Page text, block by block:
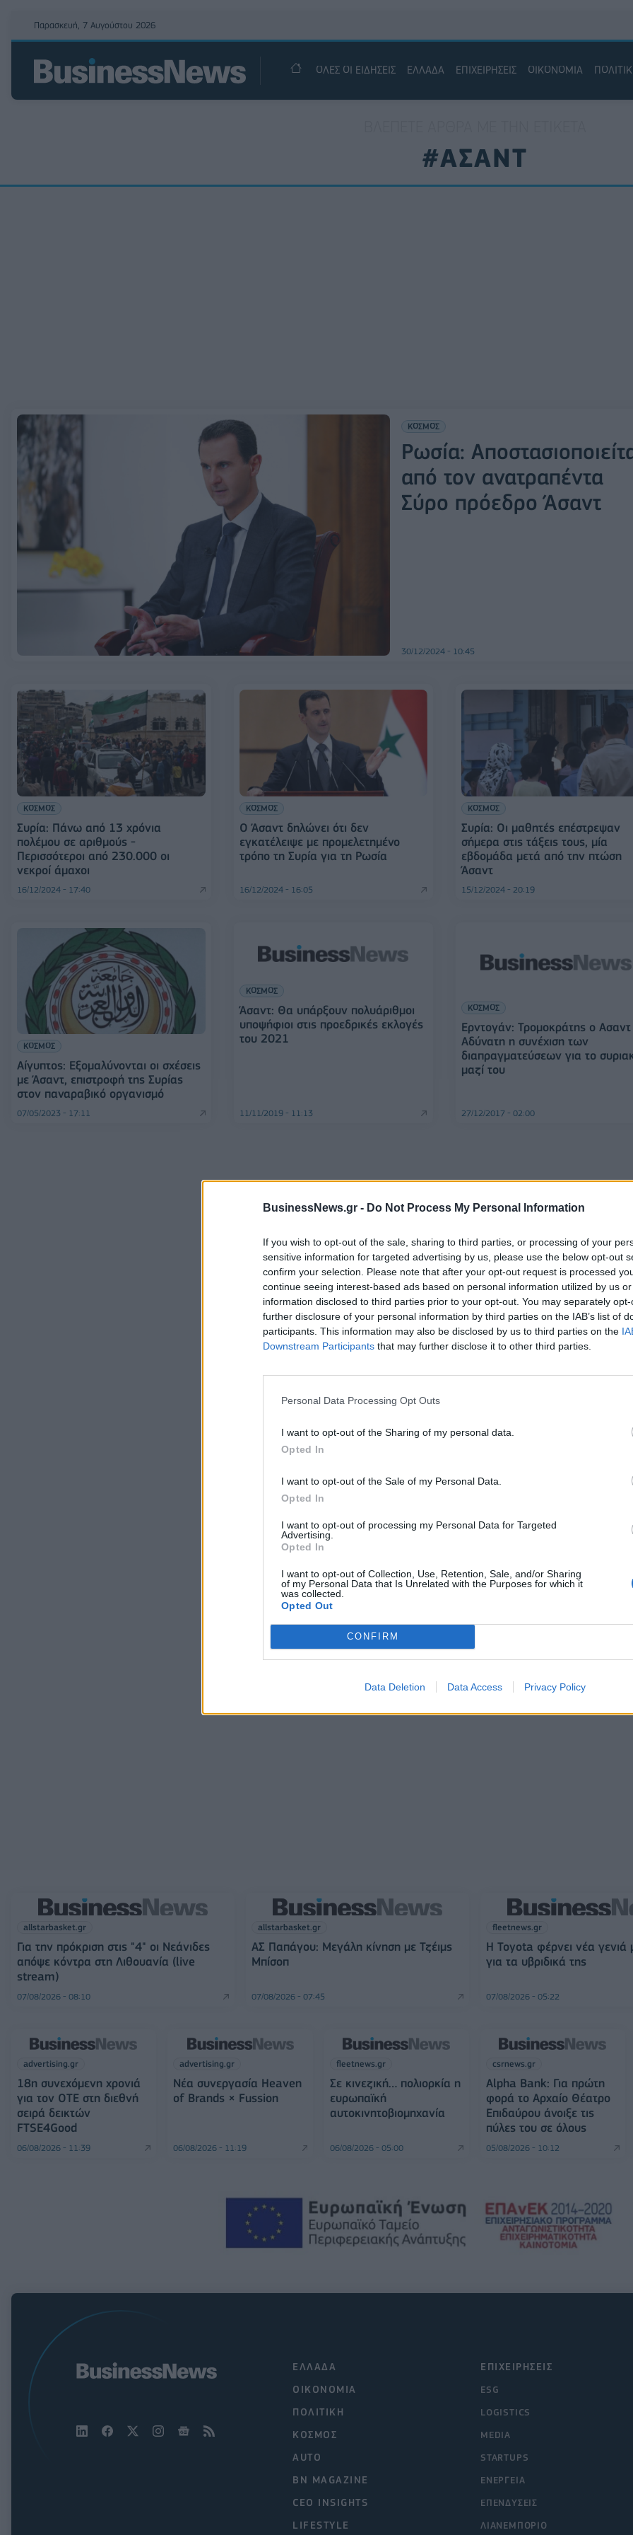
BusinessNews.gr - Do Not Process My Personal Information
If you wish to opt-out of the sale, sharing to third parties, or processing of your
sensitive information for targeted advertising by us, please use the below opt-out
confirm your selection. Please note that after your opt-out request is processed
continue seeing interest-based ads based on personal information utilized by us
information disclosed to third parties prior to your opt-out. You may separately
further disclosure of your personal information by third parties on the IAB’s list of
participants. This information may also be disclosed by us to third parties on the
Downstream Participants that may further disclose it to other third parties.
Personal Data Processing Opt Outs
I want to opt-out of the Sharing of my personal data.
Opted In
I want to opt-out of the Sale of my Personal Data.
Opted In
I want to opt-out of processing my Personal Data for Targeted
Advertising.
Opted In
I want to opt-out of Collection, Use, Retention, Sale, and/or Sharing
of my Personal Data that Is Unrelated with the Purposes for which it
was collected.
Opted Out
CONFIRM
Data Deletion Data Access Privacy Policy
Παρασκευή, 7 Αυγούστου 2026
ΟΛΕΣ ΟΙ ΕΙΔΗΣΕΙΣ ΕΛΛΑΔΑ ΕΠΙΧΕΙΡΗΣΕΙΣ ΟΙΚΟΝΟΜΙΑ
#ΑΣΑΝΤ
ΚΟΣΜΟΣ
Ρωσία:
από τον ανατραπέντα
Σύρο πρόεδρο Άσαντ
30/12/2024 - 10:45
ΚΟΣΜΟΣ
Συρία: Πάνω από 13 χρόνια
πολέμου σε αριθμούς -
Περισσότεροι από 230.000 οι
νεκροί άμαχοι
16/12/2024 - 17:40
ΚΟΣΜΟΣ
Ο Άσαντ δηλώνει ότι δεν
εγκατέλειψε με προμελετημένο
τρόπο τη Συρία για τη Ρωσία
16/12/2024 - 16:05
ΚΟΣΜΟΣ
Συρία: Οι μαθητές επέστρεψαν
σήμερα στις τάξεις τους, μία
εβδομάδα μετά από την πτώση
Άσαντ
15/12/2024 - 20:19
ΚΟΣΜΟΣ
Αίγυπτος: Εξομαλύνονται οι σχέσεις
με Άσαντ, επιστροφή της Συρίας
στον παναραβικό οργανισμό
07/05/2023 - 17:11
ΚΟΣΜΟΣ
Άσαντ: Θα υπάρξουν πολυάριθμοι
υποψήφιοι στις προεδρικές εκλογές
του 2021
11/11/2019 - 11:13
ΚΟΣΜΟΣ
Ερντογάν: Τρομοκράτης ο
Αδύνατη η συνέχιση των
διαπραγματεύσεων για το
μαζί του
27/12/2017 - 02:00
allstarbasket.gr
Για την πρόκριση στις "4" οι Νεάνιδες
απόψε κόντρα στη Λιθουανία (live
stream)
07/08/2026 - 08:10
allstarbasket.gr
ΑΣ Παπάγου: Μεγάλη κίνηση με Τζέιμς
Μπίσοπ
07/08/2026 - 07:45
fleetnews.gr
Η Toyota φέρνει νέα γενιά
για τα υβριδικά της
07/08/2026 - 05:22
advertising.gr
18η συνεχόμενη χρονιά
για τον ΟΤΕ στη διεθνή
σειρά δεικτών
FTSE4Good
06/08/2026 - 11:39
advertising.gr
Νέα συνεργασία Heaven
of Brands × Fussion
06/08/2026 - 11:19
fleetnews.gr
Σε κινεζική… πολιορκία η
ευρωπαϊκή
αυτοκινητοβιομηχανία
06/08/2026 - 05:00
csrnews.gr
Alpha Bank: Για πρώτη
φορά το Αρχαίο Θέατρο
Επιδαύρου άνοιξε τις
πύλες του σε όλους
05/08/2026 - 10:12
ΕΠΙΧΕΙΡΗΣΕΙΣ
ESG
LOGISTICS
MEDIA
STARTUPS
ΕΝΕΡΓΕΙΑ
ΕΠΕΝΔΥΣΕΙΣ
ΛΙΑΝΕΜΠΟΡΙΟ
ΕΛΛΑΔΑ
ΟΙΚΟΝΟΜΙΑ
ΠΟΛΙΤΙΚΗ
ΚΟΣΜΟΣ
AUTO
BN MAGAZINE
CEO INSIGHTS
LIFESTYLE